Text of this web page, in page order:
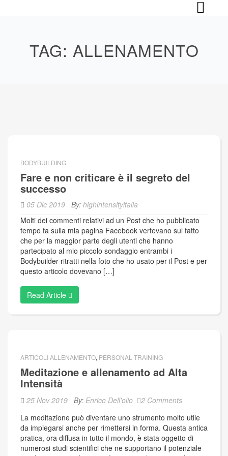
TAG: ALLENAMENTO
BODYBUILDING
Fare e non criticare è il segreto del
successo
05 Dic 2019 By: highintensityitalia
Molti dei commenti relativi ad un Post che ho pubblicato
tempo fa sulla mia pagina Facebook vertevano sul fatto
che per la maggior parte degli utenti che hanno
partecipato al mio piccolo sondaggio entrambi i
Bodybuilder ritratti nella foto che ho usato per il Post e per
questo articolo dovevano […]
Read Article
ARTICOLI ALLENAMENTO, PERSONAL TRAINING
Meditazione e allenamento ad Alta
Intensità
25 Nov 2019 By: Enrico Dell'olio
2 Comments
La meditazione può diventare uno strumento molto utile
da impiegarsi anche per rimettersi in forma. Questa antica
pratica, ora diffusa in tutto il mondo, è stata oggetto di
numerosi studi scientifici che ne supportano il potenziale